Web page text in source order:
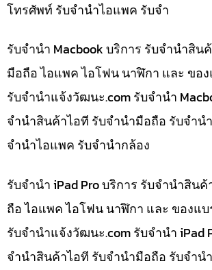
โทรศัพท์ รับจำนำไอแพค รับจำ
รับจำนำ Macbook บริการ รับจำนำสิน
มือถือ ไอแพค ไอโฟน นาฬิกา และ ขอ
รับจํานําแจ้งวัฒนะ.com รับจำนำ
จำนำสินค้าไอที รับจำนำมือถือ รับจำน
จำนำไอแพค รับจำนำกล้อง
รับจำนำ iPad Pro บริการ รับจำนำสิน
ถือ ไอแพค ไอโฟน นาฬิกา และ ของแ
รับจํานําแจ้งวัฒนะ.com รับจำนำ iPad
จำนำสินค้าไอที รับจำนำมือถือ รับจำน